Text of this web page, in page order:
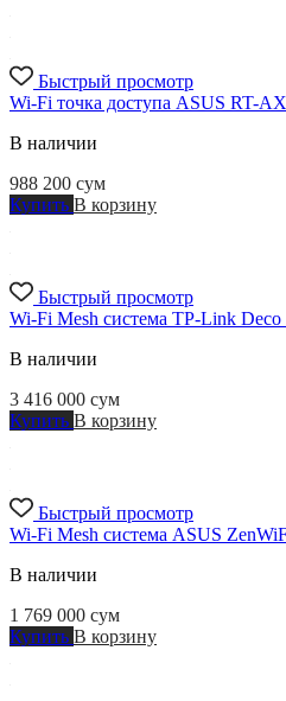
Быстрый просмотр
Wi-Fi точка доступа ASUS RT-
В наличии
988 200 сум
Купить В корзину
Быстрый просмотр
Wi-Fi Mesh система TP-Link
В наличии
3 416 000 сум
Купить В корзину
Быстрый просмотр
Wi-Fi Mesh система ASUS
В наличии
1 769 000 сум
Купить В корзину